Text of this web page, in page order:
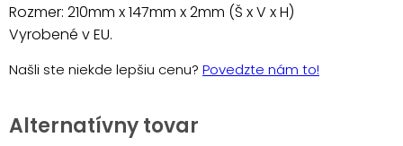
Rozmer: 210mm x 147mm x 2mm (Š x V x H)
Vyrobené v EU.
Našli ste niekde lepšiu cenu? Povedzte nám to!
Alternatívny tovar